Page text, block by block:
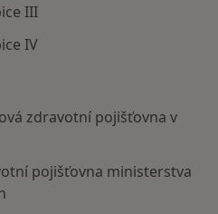
III
IV
zdravotní pojišťovna v
pojišťovna ministerstva